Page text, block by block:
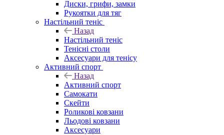
Диски, грифи, замки
Рукоятки для тяг
Настільний теніс
Назад
Настільний теніс
Тенісні столи
Аксесуари для тенісу
Активний спорт
Назад
Активний спорт
Самокати
Скейти
Роликові ковзани
Льодові ковзани
Аксесуари